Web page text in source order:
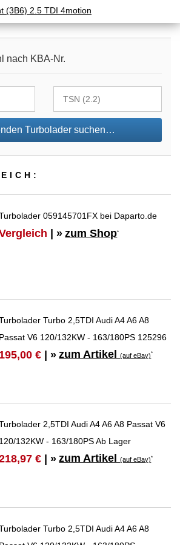
(3B6) 2.5 TDI 4motion
nach KBA-Nr.
Turbolader suchen…
059145701FX bei Daparto.de
| » zum Shop*
Turbo 2,5TDI Audi A4 A6 A8
Passat V6 120/132KW - 163/180PS 125296
195,00 € | » zum Artikel(auf eBay)*
2,5TDI Audi A4 A6 A8 Passat V6
120/132KW - 163/180PS Ab Lager
€ | » zum Artikel(auf eBay)*
Turbo 2,5TDI Audi A4 A6 A8